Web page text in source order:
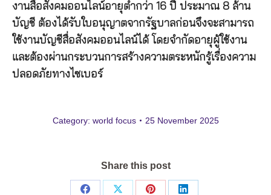
งานสื่อสังคมออนไลน์อายุต่ำกว่า 16 ปี ประมาณ 8 ล้าน
บัญชี ต้องได้รับใบอนุญาตจากรัฐบาลก่อนจึงจะสามารถ
ใช้งานบัญชีสื่อสังคมออนไลน์ได้ โดยจำกัดอายุผู้ใช้งาน
และต้องผ่านกระบวนการสร้างความตระหนักรู้เรื่องความ
ปลอดภัยทางไซเบอร์
Category: world focus 25 November 2025
Share this post